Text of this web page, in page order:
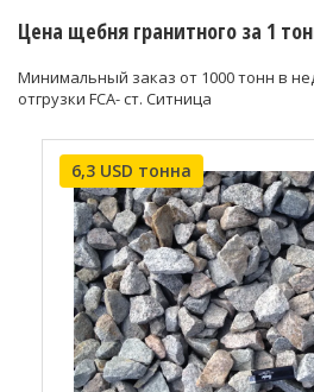
Цена щебня гранитного за 1
Минимальный заказ от 1000 тонн в
отгрузки FCA- ст. Ситница
6,3 USD тонна